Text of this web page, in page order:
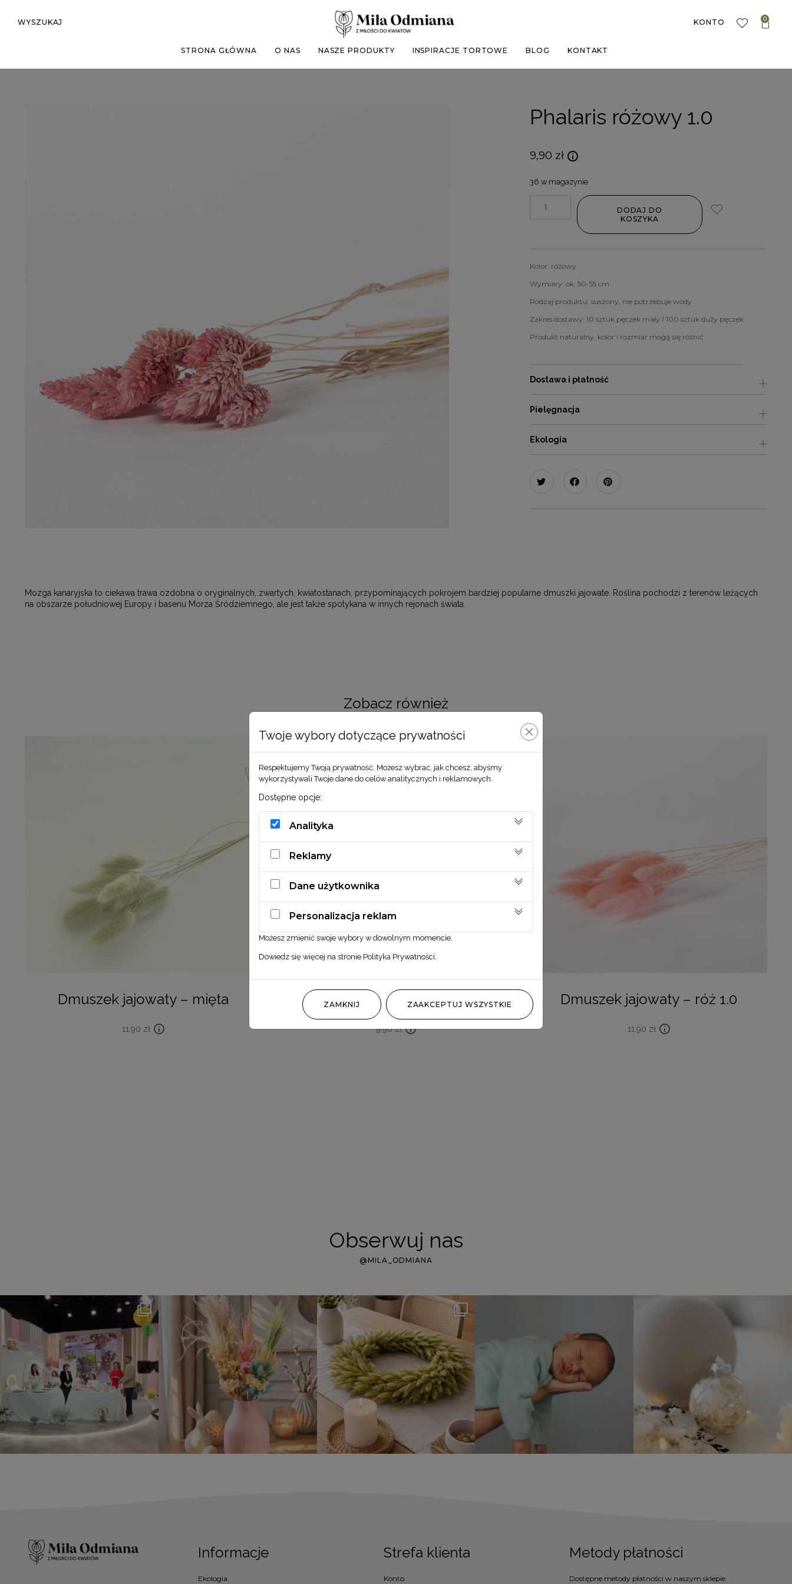
WYSZUKAJ
STRONA GŁÓWNA O NAS NASZE PRODUKTY INSPIRACJE TORTOWE BLOG KONTAKT
KONTO 0
Phalaris różowy 1.0
9,90 zł
36 w magazynie
DODAJ DO
KOSZYKA
Kolor: różowy
Wymiary: ok. 50-55 cm
Rodzaj produktu: suszony, nie potrzebuje wody
Zakres dostawy: 10 sztuk pęczek mały / 100 sztuk duży pęczek
Produkt naturalny, kolor i rozmiar mogą się różnić
Dostawa i płatność
Pielęgnacja
Ekologia
Mozga kanaryjska to ciekawa trawa ozdobna o oryginalnych, zwartych, kwiatostanach, przypominających pokrojem bardziej popularne dmuszki jajowate. Roślina pochodzi z terenów leżących
na obszarze południowej Europy i basenu Morza Śródziemnego, ale jest także spotykana w innych rejonach świata.
Zobacz również
Dmuszek jajowaty – mięta
11,90 zł
Phalaris czerwony
9,90zł
Dmuszek jajowaty – róż 1.0
11,90 zł
Obserwuj nas
@MILA_ODMIANA
Informacje
Ekologia
Strefa klienta
Konto
Metody płatności
Dostępne metody płatności w naszym sklepie:
Twoje wybory dotyczące prywatności
Respektujemy Twoją prywatność. Możesz wybrać, jak chcesz, abyśmy
wykorzystywali Twoje dane do celów analitycznych i reklamowych.
Dostępne opcje:
Analityka
Reklamy
Dane użytkownika
Personalizacja reklam
Możesz zmienić swoje wybory w dowolnym momencie.
Dowiedz się więcej na stronie Polityka Prywatności
ZAMKNIJ ZAAKCEPTUJ WSZYSTKIE